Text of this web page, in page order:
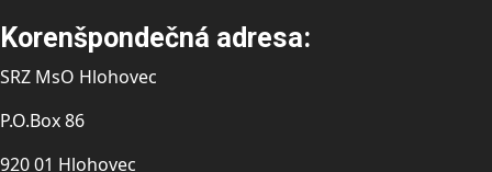
Korenšpondečná adresa:
SRZ MsO Hlohovec
P.O.Box 86
920 01 Hlohovec